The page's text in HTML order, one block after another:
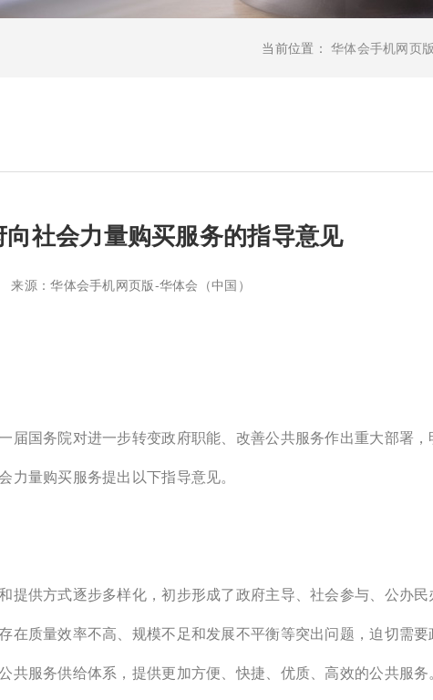
当前位置： 华体会手机网页版
社会力量购买服务的指导意见
源：华体会手机网页版-华体会（中国）
国务院对进一步转变政府职能、改善公共服务作出重大部署
力量购买服务提出以下指导意见。
供方式逐步多样化，初步形成了政府主导、社会参与、公办
质量效率不高、规模不足和发展不平衡等突出问题，迫切需
服务供给体系，提供更加方便、快捷、优质、高效的公共服